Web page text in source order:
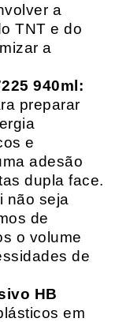
a
TNT e do
a
940ml:
preparar
e
adesão
dupla face.
não seja
de
o volume
de
HB
em